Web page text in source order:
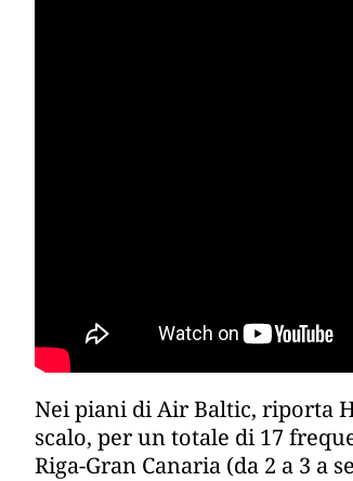
Nei piani di Air Baltic, riporta
scalo, per un totale di 17
Riga-Gran Canaria (da 2 a 3 a